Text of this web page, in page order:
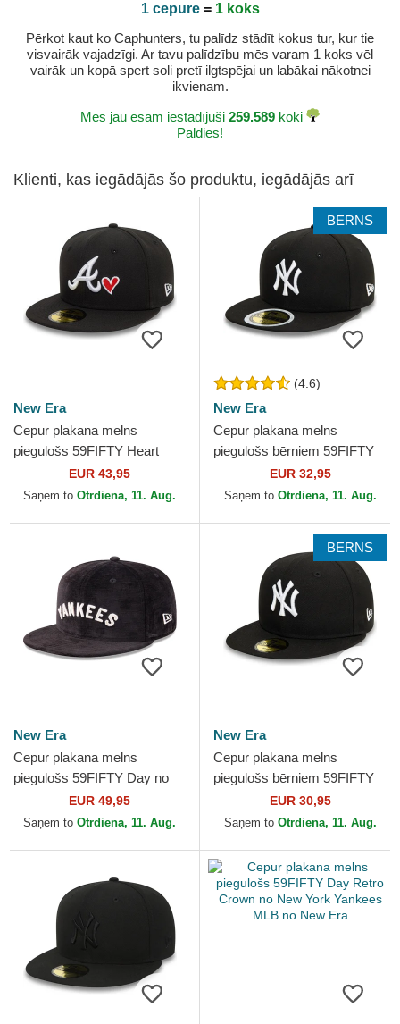
1 cepure= 1 koks
Pērkot kaut ko Caphunters, tu palīdz stādīt kokus tur, kur tie
visvairāk vajadzīgi. Ar tavu palīdzību mēs varam 1 koks vēl
vairāk un kopā spert soli pretī ilgtspējai un labākai nākotnei
ikvienam.
Mēs jau esam iestādījuši 259.589 koki
Paldies!
Klienti, kas iegādājās šo produktu, iegādājās arī
New Era
Cepur plakana melns
piegulošs 59FIFTY Heart
Icon no Atlanta Braves MLB
no New Era
EUR 43,95
Saņem to Otrdiena, 11. Aug.
BĒRNS
(4.6)
New Era
Cepur plakana melns
piegulošs bērniem 59FIFTY
no New York Yankees MLB
no New Era
EUR 32,95
Saņem to Otrdiena, 11. Aug.
New Era
Cepur plakana melns
piegulošs 59FIFTY Day no
New York Yankees MLB no
New Era
EUR 49,95
Saņem to Otrdiena, 11. Aug.
BĒRNS
New Era
Cepur plakana melns
piegulošs bērniem 59FIFTY
My First no New York
Yankees MLB no New Era
EUR 30,95
Saņem to Otrdiena, 11. Aug.